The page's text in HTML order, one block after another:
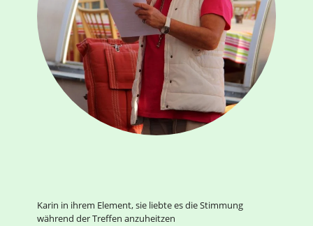
Karin in ihrem Element, sie liebte es die Stimmung
während der Treffen anzuheitzen